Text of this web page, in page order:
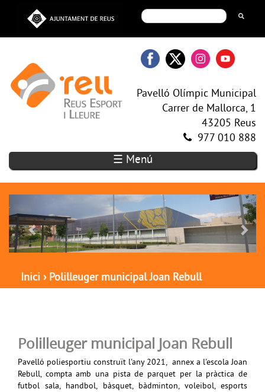
Pavelló Olímpic Municipal
Carrer de Mallorca, 1
43205 Reus
977 010 888
☰ Menú
Next
Inici › Polilleuger municipal Joan Rebull
Polilleuger municipal Joan Rebull
Pavelló poliesportiu construït l'any 2021, annex a l'escola Joan
Rebull, compta amb una pista de parquet per la pràctica de
futbol sala, handbol, bàsquet, bàdminton, voleibol, esports